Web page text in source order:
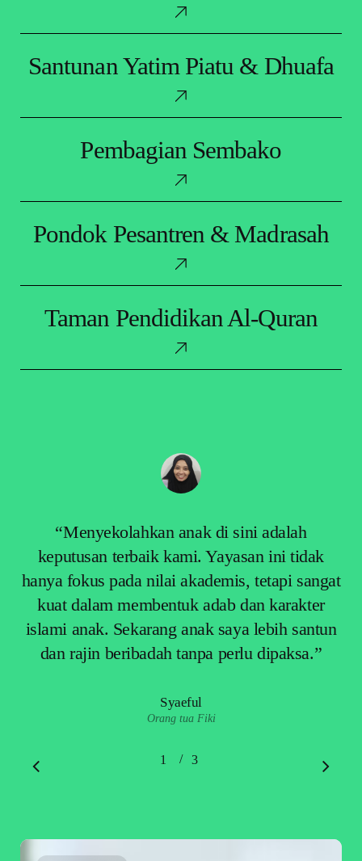
Yatim
Dhuafa
Santunan Yatim Piatu & Dhuafa
Pembagian Sembako
Pesantren
Pondok Pesantren & Madrasah
Pendidikan
Taman Pendidikan Al-Quran
“Menyekolahkan anak di sini adalah
keputusan terbaik kami. Yayasan ini tidak
hanya fokus pada nilai akademis, tetapi sangat
kuat dalam membentuk adab dan karakter
islami anak. Sekarang anak saya lebih santun
dan rajin beribadah tanpa perlu dipaksa.”
Syaeful
Orang tua Fiki
1 2 3
/ 3